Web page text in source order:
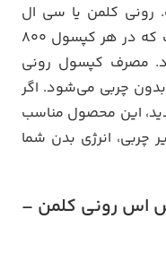
رونی کلمن یا سی ال
ایکس اس یک مکمل بدنسازی است که در هر کپسول ۸۰۰
مصرف کپسول رونی
چربی می‌شود. اگر
این محصول مناسب
چربی، انرژی بدن شما
اس رونی کلمن –